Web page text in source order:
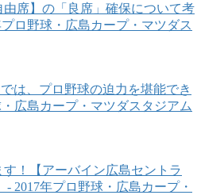
席】の「良席」確保について考
ロ野球・広島カープ・マツダス
は、プロ野球の迫力を堪能でき
・広島カープ・マツダスタジアム
！【アーバイン広島セントラ
2017年プロ野球・広島カープ・